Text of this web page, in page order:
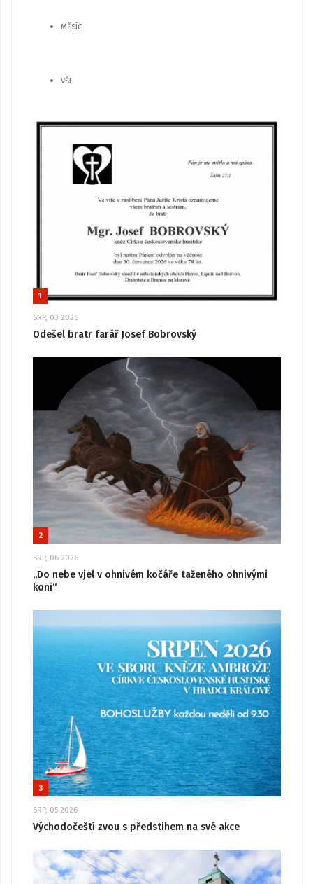
MĚSÍC
VŠE
1
SRP, 03 2026
Odešel bratr farář Josef Bobrovský
2
SRP, 06 2026
„Do nebe vjel v ohnivém kočáře taženého ohnivými
koni“
3
SRP, 05 2026
Východočeští zvou s předstihem na své akce